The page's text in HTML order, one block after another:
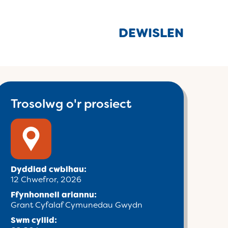
DEWISLEN
Trosolwg o'r prosiect
Dyddiad cwblhau:
12 Chwefror, 2026
Ffynhonnell ariannu:
Grant Cyfalaf Cymunedau Gwydn
Swm cyllid: